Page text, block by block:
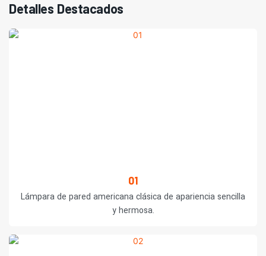
Detalles Destacados
01
Lámpara de pared americana clásica de apariencia sencilla
y hermosa.